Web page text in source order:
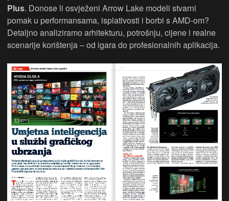
Plus. Donose li osvježeni Arrow Lake modeli stvarni
pomak u performansama, isplativosti i borbi s AMD-om?
Detaljno analiziramo arhitekturu, potrošnju, cijene i realne
scenarije korištenja – od igara do profesionalnih aplikacija.